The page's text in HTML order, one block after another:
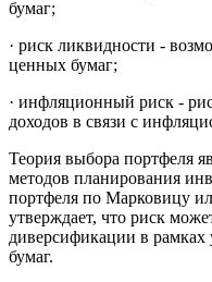
бумаг;
· риск ликвидности -
ценных бумаг;
· инфляционный риск -
доходов в связи с
Теория выбора портфеля
методов планирования
портфеля по Марковицу
утверждает, что риск
диверсификации в
бумаг.